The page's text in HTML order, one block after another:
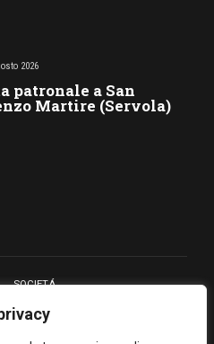
2026
patronale a San
Martire (Servola)
SOCIETÁ
GIUBILEO